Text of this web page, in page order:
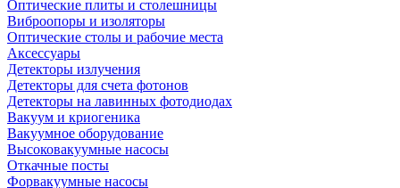
Оптические плиты и столешницы
Виброопоры и изоляторы
Оптические столы и рабочие места
Аксессуары
Детекторы излучения
Детекторы для счета фотонов
Детекторы на лавинных фотодиодах
Вакуум и криогеника
Вакуумное оборудование
Высоковакуумные насосы
Откачные посты
Форвакуумные насосы